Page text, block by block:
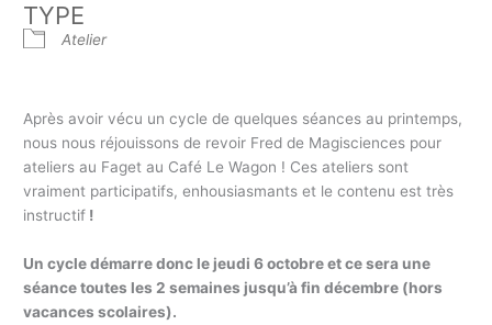
TYPE
Atelier
Après avoir vécu un cycle de quelques séances au printemps,
nous nous réjouissons de revoir Fred de Magisciences pour
ateliers au Faget au Café Le Wagon ! Ces ateliers sont
vraiment participatifs, enhousiasmants et le contenu est très
instructif !
Un cycle démarre donc le jeudi 6 octobre et ce sera une
séance toutes les 2 semaines jusqu’à fin décembre (hors
vacances scolaires).